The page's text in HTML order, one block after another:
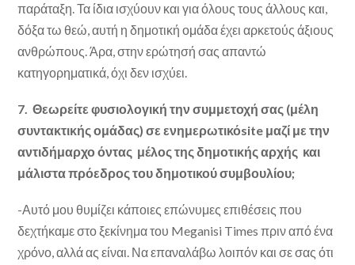
παράταξη. Τα ίδια ισχύουν και για όλους τους άλλους και,
δόξα τω θεώ, αυτή η δημοτική ομάδα έχει αρκετούς άξιους
ανθρώπους. Άρα, στην ερώτησή σας απαντώ
κατηγορηματικά, όχι δεν ισχύει.
7. Θεωρείτε φυσιολογική την συμμετοχή σας (μέλη
συντακτικής ομάδας) σε ενημερωτικόsite μαζί με την
αντιδήμαρχο όντας μέλος της δημοτικής αρχής και
μάλιστα πρόεδρος του δημοτικού συμβουλίου;
-Αυτό μου θυμίζει κάποιες επώνυμες επιθέσεις που
δεχτήκαμε στο ξεκίνημα του Meganisi Times πριν από ένα
χρόνο, αλλά ας είναι. Να επαναλάβω λοιπόν και σε σας ότι